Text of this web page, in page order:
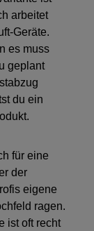
arbeitet
Geräte.
es muss
geplant
du ein
für eine
der
eigene
ragen.
ist oft recht